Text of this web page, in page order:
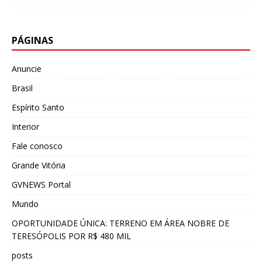
PÁGINAS
Anuncie
Brasil
Espírito Santo
Interior
Fale conosco
Grande Vitória
GVNEWS Portal
Mundo
OPORTUNIDADE ÚNICA: TERRENO EM ÁREA NOBRE DE
TERESÓPOLIS POR R$ 480 MIL
posts